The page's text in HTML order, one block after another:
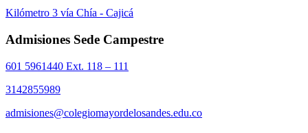
Kilómetro 3 vía Chía - Cajicá
Admisiones Sede Campestre
601 5961440 Ext. 118 – 111
3142855989
admisiones@colegiomayordelosandes.edu.co